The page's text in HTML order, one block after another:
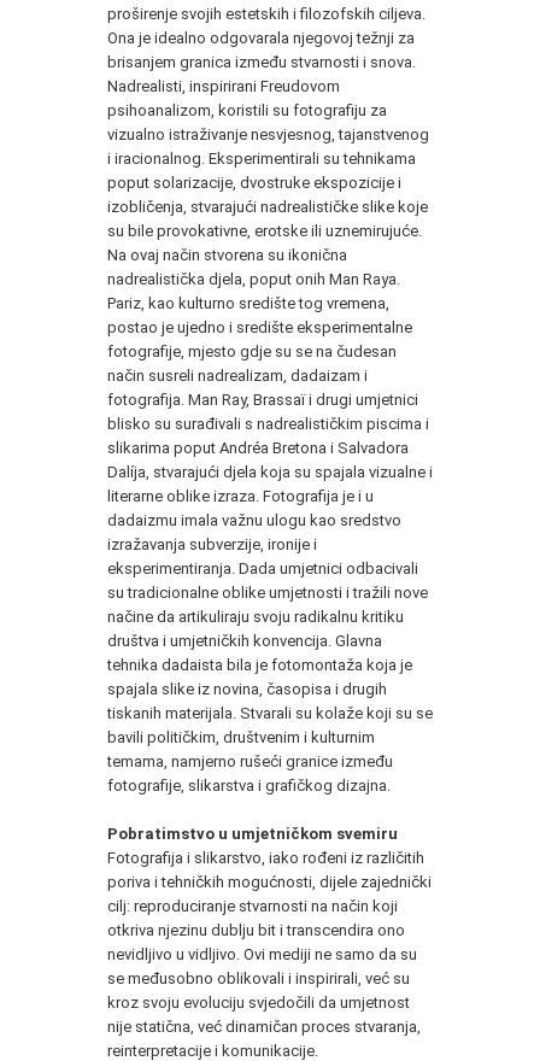
proširenje svojih estetskih i filozofskih ciljeva.
Ona je idealno odgovarala njegovoj težnji za
brisanjem granica između stvarnosti i snova.
Nadrealisti, inspirirani Freudovom
psihoanalizom, koristili su fotografiju za
vizualno istraživanje nesvjesnog, tajanstvenog
i iracionalnog. Eksperimentirali su tehnikama
poput solarizacije, dvostruke ekspozicije i
izobličenja, stvarajući nadrealističke slike koje
su bile provokativne, erotske ili uznemirujuće.
Na ovaj način stvorena su ikonična
nadrealistička djela, poput onih Man Raya.
Pariz, kao kulturno središte tog vremena,
postao je ujedno i središte eksperimentalne
fotografije, mjesto gdje su se na čudesan
način susreli nadrealizam, dadaizam i
fotografija. Man Ray, Brassaï i drugi umjetnici
blisko su surađivali s nadrealističkim piscima i
slikarima poput Andréa Bretona i Salvadora
Dalíja, stvarajući djela koja su spajala vizualne i
literarne oblike izraza. Fotografija je i u
dadaizmu imala važnu ulogu kao sredstvo
izražavanja subverzije, ironije i
eksperimentiranja. Dada umjetnici odbacivali
su tradicionalne oblike umjetnosti i tražili nove
načine da artikuliraju svoju radikalnu kritiku
društva i umjetničkih konvencija. Glavna
tehnika dadaista bila je fotomontaža koja je
spajala slike iz novina, časopisa i drugih
tiskanih materijala. Stvarali su kolaže koji su se
bavili političkim, društvenim i kulturnim
temama, namjerno rušeći granice između
fotografije, slikarstva i grafičkog dizajna.
Pobratimstvo u umjetničkom svemiru
Fotografija i slikarstvo, iako rođeni iz različitih
poriva i tehničkih mogućnosti, dijele zajednički
cilj: reproduciranje stvarnosti na način koji
otkriva njezinu dublju bit i transcendira ono
nevidljivo u vidljivo. Ovi mediji ne samo da su
se međusobno oblikovali i inspirirali, već su
kroz svoju evoluciju svjedočili da umjetnost
nije statična, već dinamičan proces stvaranja,
reinterpretacije i komunikacije.